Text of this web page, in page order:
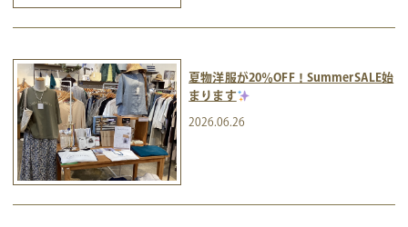
夏物洋服が20％OFF！SummerSALE始
まります
2026.06.26